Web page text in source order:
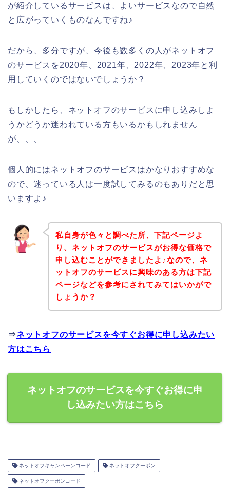
が紹介しているサービスは、よいサービスなので自然
と広がっていくものなんですね♪
だから、多分ですが、今後も数多くの人がネットオフ
のサービスを2020年、2021年、2022年、2023年と利
用していくのではないでしょうか？
もしかしたら、ネットオフのサービスに申し込みしよ
うかどうか迷われている方もいるかもしれません
が、、、
個人的にはネットオフのサービスはかなりおすすめな
ので、迷っている人は一度試してみるのもありだと思
いますよ♪
私自身が色々と調べた所、下記ページよ
り、ネットオフのサービスがお得な価格で
申し込むことができましたよ♪なので、ネ
ットオフのサービスに興味のある方は下記
ページなどを参考にされてみてはいかがで
しょうか？
⇒ネットオフのサービスを今すぐお得に申し込みたい
方はこちら
ネットオフのサービスを今すぐお得に申
し込みたい方はこちら
ネットオフキャンペーンコード ネットオフクーポン
ネットオフクーポンコード